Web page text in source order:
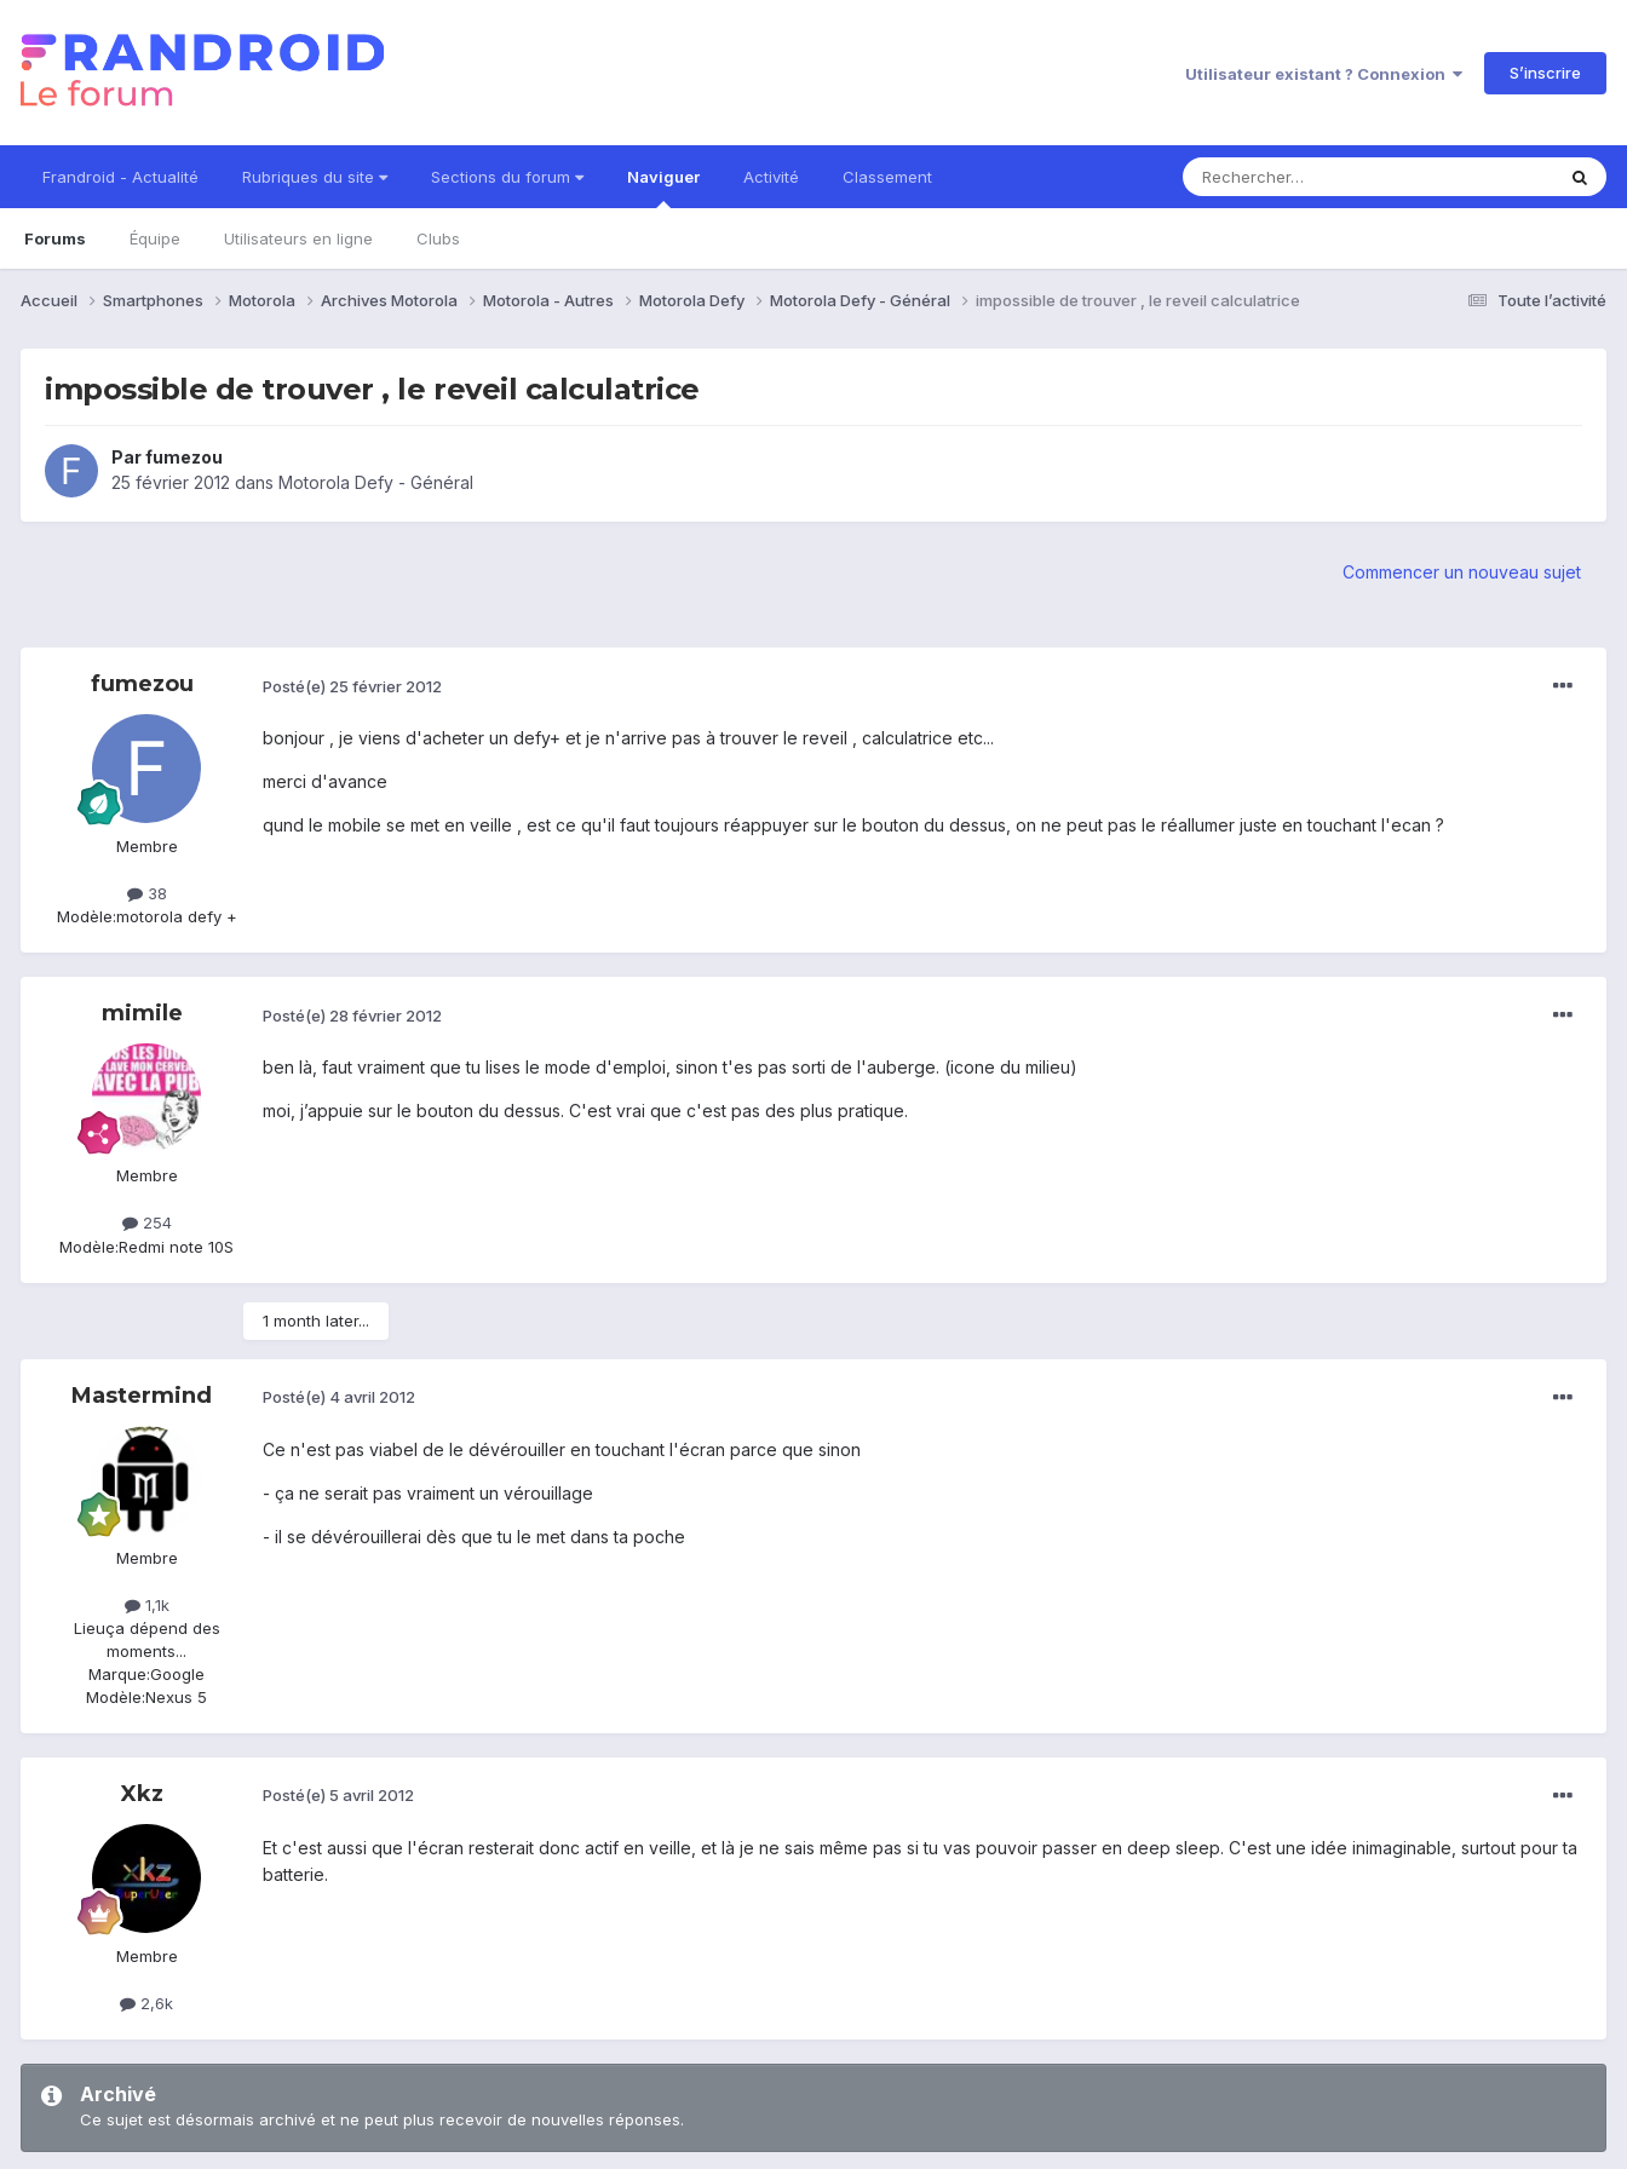
Utilisateur existant ? Connexion S’inscrire
Frandroid - Actualité Rubriques du site Sections du forum Naviguer
Forums Équipe Utilisateurs en ligne Clubs
Activité Classement
Toute l’activité
Accueil Smartphones Motorola Archives Motorola Motorola - Autres Motorola Defy Motorola Defy - Général impossible de trouver , le reveil calculatrice
impossible de trouver , le reveil calculatrice
Parfumezou
25 février 2012 dans Motorola Defy - Général
Commencer un nouveau sujet
fumezou
Membre
38
Modèle:motorola defy +
Posté(e) 25 février 2012
bonjour , je viens d'acheter un defy+ et je n'arrive pas à trouver le reveil , calculatrice etc...
merci d'avance
qund le mobile se met en veille , est ce qu'il faut toujours réappuyer sur le bouton du dessus, on ne peut pas le réallumer juste en touchant l'ecan ?
mimile
Membre
254
Modèle:Redmi note 10S
Posté(e) 28 février 2012
ben là, faut vraiment que tu lises le mode d'emploi, sinon t'es pas sorti de l'auberge. (icone du milieu)
moi, j’appuie sur le bouton du dessus. C'est vrai que c'est pas des plus pratique.
1 month later...
Mastermind
Membre
1,1k
Lieuça dépend des
moments...
Marque:Google
Modèle:Nexus 5
Posté(e) 4 avril 2012
Ce n'est pas viabel de le dévérouiller en touchant l'écran parce que sinon
- ça ne serait pas vraiment un vérouillage
- il se dévérouillerai dès que tu le met dans ta poche
Xkz
Membre
2,6k
Posté(e) 5 avril 2012
Et c'est aussi que l'écran resterait donc actif en veille, et là je ne sais même pas si tu vas pouvoir passer en deep sleep. C'est une idée inimaginable, surtout pour ta
batterie.
Archivé
Ce sujet est désormais archivé et ne peut plus recevoir de nouvelles réponses.